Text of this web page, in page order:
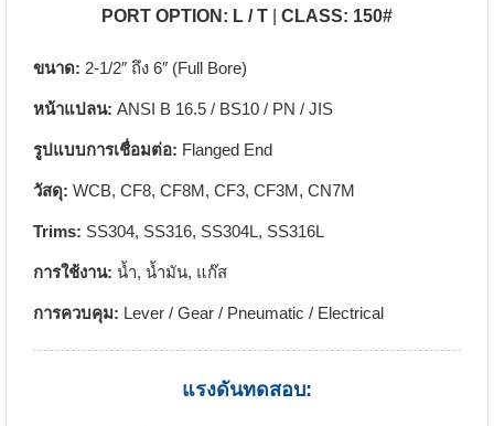
PORT OPTION: L / T| CLASS: 150#
ขนาด: 2-1/2″ ถึง 6″ (Full Bore)
หน้าแปลน: ANSI B 16.5 / BS10 / PN / JIS
รูปแบบการเชื่อมต่อ: Flanged End
วัสดุ: WCB, CF8, CF8M, CF3, CF3M, CN7M
Trims: SS304, SS316, SS304L, SS316L
การใช้งาน: น้ำ, น้ำมัน, แก๊ส
การควบคุม: Lever / Gear / Pneumatic / Electrical
แรงดันทดสอบ: